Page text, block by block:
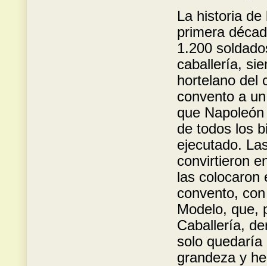
La historia
primera
1.200
caballería,
hortelano del
convento a
que
de todos los
ejecutado.
convirtieron
las colocaron
convento,
Modelo, que,
Caballería,
solo
grandeza y